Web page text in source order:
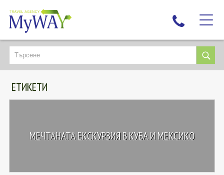
НАЙ-ТЪРСЕНИ
ДЕСТИНАЦИИ
ЕКЗОТИЧНИ ПОЧИВКИ
НОВА ГОДИНА
ЛЮБОПИТНО
ЕТИКЕТИ
МЕЧТАНАТА ЕКСКУРЗИЯ В КУБА И МЕКСИКО